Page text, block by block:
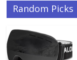
Random Picks